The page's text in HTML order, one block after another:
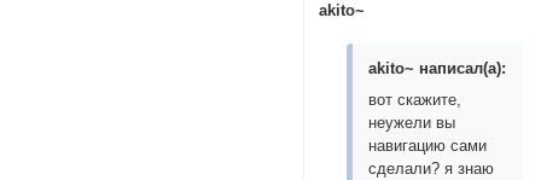
akito~
akito~ написал(а):
вот скажите,
неужели вы
навигацию сами
сделали? я знаю